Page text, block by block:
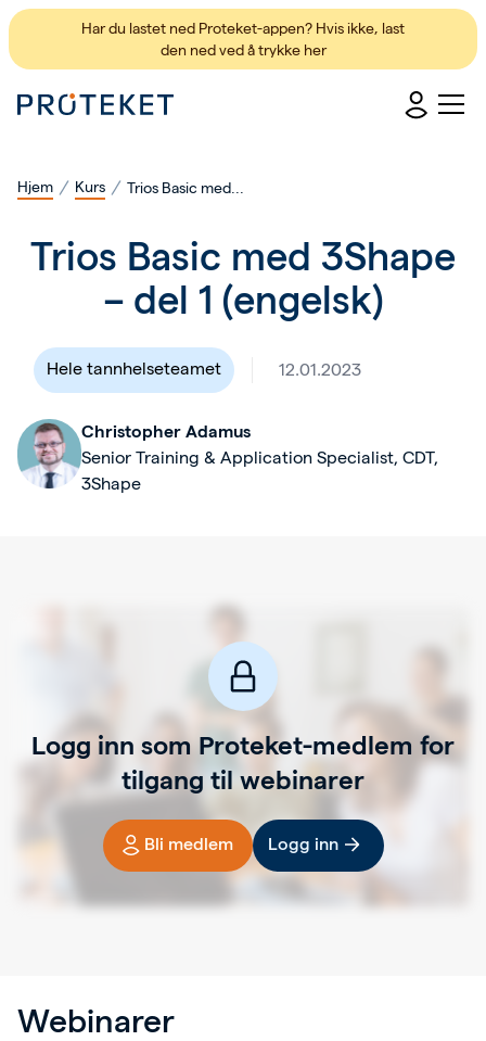
Har du lastet ned Proteket-appen? Hvis ikke, last
den ned ved å trykke her
Hjem Kurs Trios Basic med...
Trios Basic med 3Shape
– del 1 (engelsk)
Hele tannhelseteamet 12.01.2023
Christopher Adamus
Senior Training & Application Specialist, CDT,
3Shape
Logg inn som Proteket-medlem for
tilgang til webinarer
Bli medlem Logg inn
Webinarer